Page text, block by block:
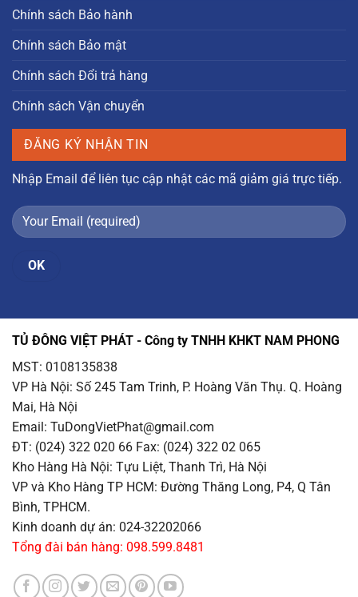
Chính sách Bảo hành
Chính sách Bảo mật
Chính sách Đổi trả hàng
Chính sách Vận chuyển
ĐĂNG KÝ NHẬN TIN
Nhập Email để liên tục cập nhật các mã giảm giá trực tiếp.
TỦ ĐÔNG VIỆT PHÁT - Công ty TNHH KHKT NAM PHONG
MST: 0108135838
VP Hà Nội: Số 245 Tam Trinh, P. Hoàng Văn Thụ. Q. Hoàng
Mai, Hà Nội
Email : TuDongVietPhat@gmail.com
ĐT: (024) 322 020 66 Fax: (024) 322 02 065
Kho Hàng Hà Nội: Tựu Liệt, Thanh Trì, Hà Nội
VP và Kho Hàng TP HCM: Đường Thăng Long, P4, Q Tân
Bình, TPHCM.
Kinh doanh dự án: 024-32202066
Tổng đài bán hàng: 098.599.8481